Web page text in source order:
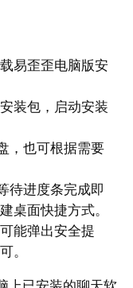
易歪歪电脑版安
装包，启动安装
，也可根据需要
待进度条完成即
桌面快捷方式。
能弹出安全提
。